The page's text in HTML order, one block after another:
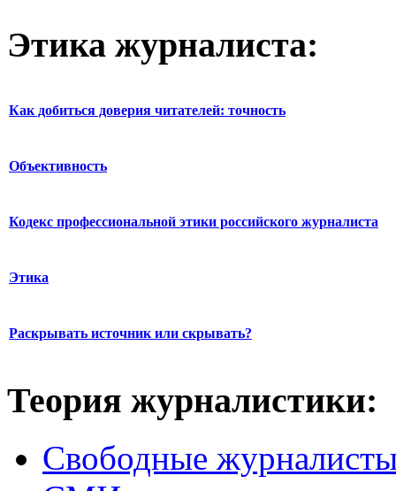
Этика журналиста:
Как добиться доверия читателей: точность
Объективность
Кодекс профессиональной этики российского журналиста
Этика
Раскрывать источник или скрывать?
Теория журналистики:
Свободные